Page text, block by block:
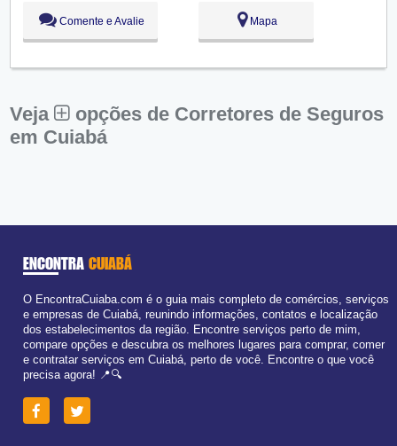
Seg:
Ter:
09:00 - 18:00
Qua:
09:00 - 18:00
Fechado
Sex:
09:00 - 18:00
Dom:
Fechado
Comente e Avalie Mapa
Veja
opções de Corretores de Seguros
em Cuiabá
ENCONTRA CUIABÁ
O EncontraCuiaba.com é o guia mais completo de comércios, serviços
e empresas de Cuiabá, reunindo informações, contatos e localização
dos estabelecimentos da região. Encontre serviços perto de mim,
compare opções e descubra os melhores lugares para comprar, comer
e contratar serviços em Cuiabá, perto de você. Encontre o que você
precisa agora! 📍🔍